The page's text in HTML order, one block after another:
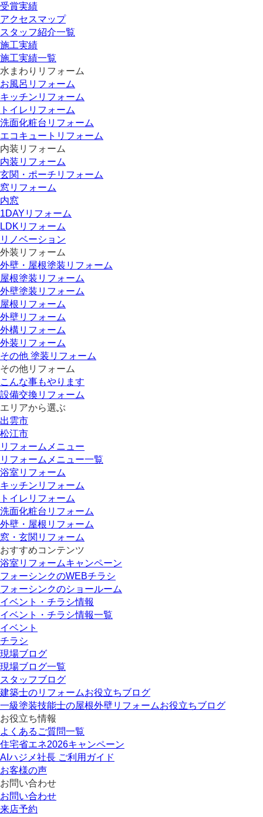
受賞実績
アクセスマップ
スタッフ紹介一覧
施工実績
施工実績一覧
水まわりリフォーム
お風呂リフォーム
キッチンリフォーム
トイレリフォーム
洗面化粧台リフォーム
エコキュートリフォーム
内装リフォーム
内装リフォーム
玄関・ポーチリフォーム
窓リフォーム
内窓
1DAYリフォーム
LDKリフォーム
リノベーション
外装リフォーム
外壁・屋根塗装リフォーム
屋根塗装リフォーム
外壁塗装リフォーム
屋根リフォーム
外壁リフォーム
外構リフォーム
外装リフォーム
その他 塗装リフォーム
その他リフォーム
こんな事もやります
設備交換リフォーム
エリアから選ぶ
出雲市
松江市
リフォームメニュー
リフォームメニュー一覧
浴室リフォーム
キッチンリフォーム
トイレリフォーム
洗面化粧台リフォーム
外壁・屋根リフォーム
窓・玄関リフォーム
おすすめコンテンツ
浴室リフォームキャンペーン
フォーシンクのWEBチラシ
フォーシンクのショールーム
イベント・チラシ情報
イベント・チラシ情報一覧
イベント
チラシ
現場ブログ
現場ブログ一覧
スタッフブログ
建築士のリフォームお役立ちブログ
一級塗装技能士の屋根外壁リフォームお役立ちブログ
お役立ち情報
よくあるご質問一覧
住宅省エネ2026キャンペーン
AIハジメ社長 ご利用ガイド
お客様の声
お問い合わせ
お問い合わせ
来店予約